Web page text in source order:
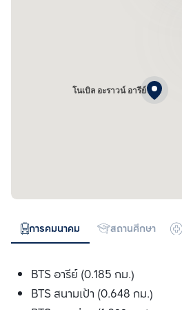
โนเบิล อะราวน์ อารีย์
การคมนาคม สถานศึกษา
BTS อารีย์ (0.185 กม.)
BTS สนามเป้า (0.648 กม.)